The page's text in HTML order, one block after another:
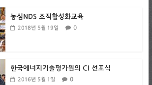
농심NDS 조직활성화교육
2018년 5월 19일 0
한국에너지기술평가원의 CI 선포식
2016년 5월 1일 0